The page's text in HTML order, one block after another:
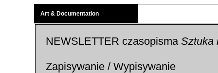
Art & Documentation
NEWSLETTER czasopisma Sztuka
Zapisywanie / Wypisywanie